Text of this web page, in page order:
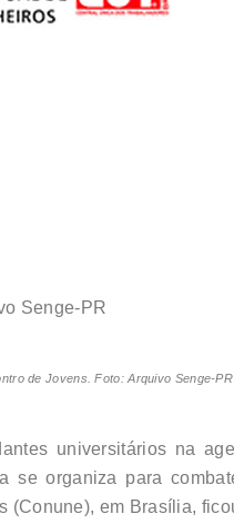
de Jovens. Foto: Arquivo Senge-PR
universitários na
se organiza para
em Brasília,